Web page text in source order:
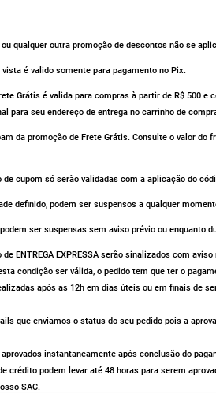
qualquer outra promoção de descontos não se
é valido somente para pagamento no Pix.
Grátis é valida para compras à partir de R$ 500 e
para seu endereço de entrega no carrinho de
da promoção de Frete Grátis. Consulte o valor do
cupom só serão validadas com a aplicação do
definido, podem ser suspensos a qualquer
ser suspensas sem aviso prévio ou enquanto
ENTREGA EXPRESSA serão sinalizados com
condição ser válida, o pedido tem que ter o
após as 12h em dias úteis ou em finais de
que enviamos o status do seu pedido pois a
instantaneamente após conclusão do
crédito podem levar até 48 horas para serem
SAC.